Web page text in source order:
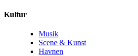
Kultur
Musik
Scene & Kunst
Havnen